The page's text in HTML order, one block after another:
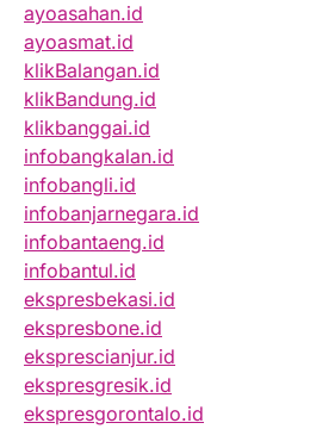
ayoasahan.id
ayoasmat.id
klikBalangan.id
klikBandung.id
klikbanggai.id
infobangkalan.id
infobangli.id
infobanjarnegara.id
infobantaeng.id
infobantul.id
ekspresbekasi.id
ekspresbone.id
eksprescianjur.id
ekspresgresik.id
ekspresgorontalo.id